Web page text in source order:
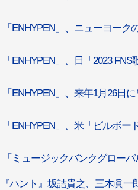
「ENHYPEN」、ニューヨー
「ENHYPEN」、日「2023
「ENHYPEN」、来年1月26日
「ENHYPEN」、米「ビルボ
「ミュージックバンクグロー
『ハント』坂詰貴之、三木眞